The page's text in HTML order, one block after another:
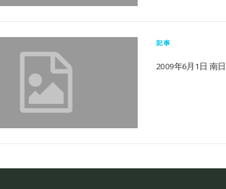
記事
2009年6月1日 南